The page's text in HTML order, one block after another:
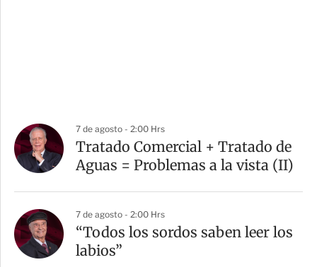
7 de agosto - 2:00 Hrs
Tratado Comercial + Tratado de
Aguas = Problemas a la vista (II)
7 de agosto - 2:00 Hrs
“Todos los sordos saben leer los
labios”